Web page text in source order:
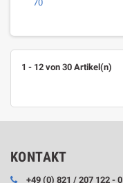
1 - 12 von 30 Artikel(n)
KONTAKT
+49 (0) 821 / 207 122 - 0